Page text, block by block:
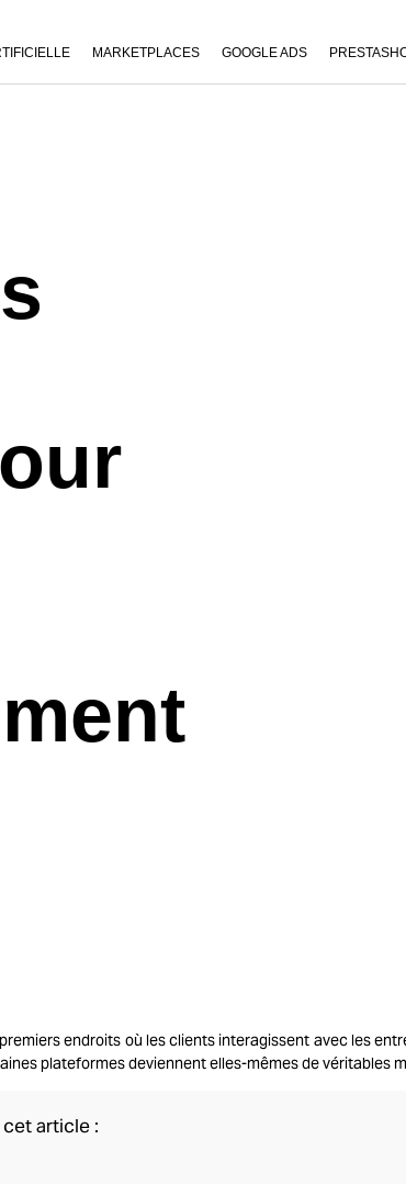
MARKETPLACES GOOGLE ADS
endroits où les clients interagissent avec les
plateformes deviennent elles-mêmes de véritables
article :